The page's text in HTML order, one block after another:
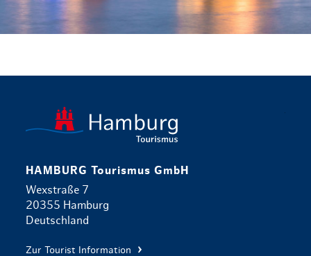
HAMBURG Tourismus GmbH
Wexstraße 7
20355 Hamburg
Deutschland
Zur Tourist Information